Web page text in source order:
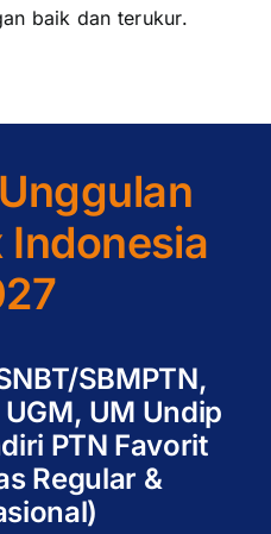
baik dan terukur.
Indonesia
SBMPTN,
UM Undip
PTN Favorit
Regular &